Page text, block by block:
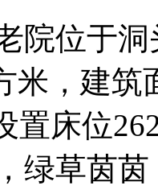
院位于
米，建筑
置床位
绿草茵